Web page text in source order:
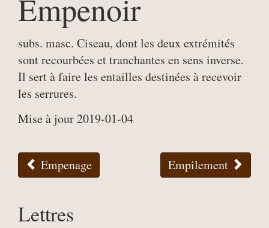
Empenoir
subs. masc. Ciseau, dont les deux extrémités
sont recourbées et tranchantes en sens inverse.
Il sert à faire les entailles destinées à recevoir
les serrures.
Mise à jour 2019-01-04
Empenage Empilement
Lettres